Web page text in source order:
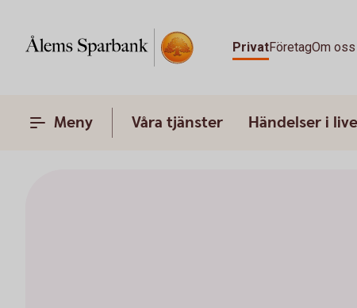
PrivatFöretagOm oss
Meny Våra tjänster Händelser i